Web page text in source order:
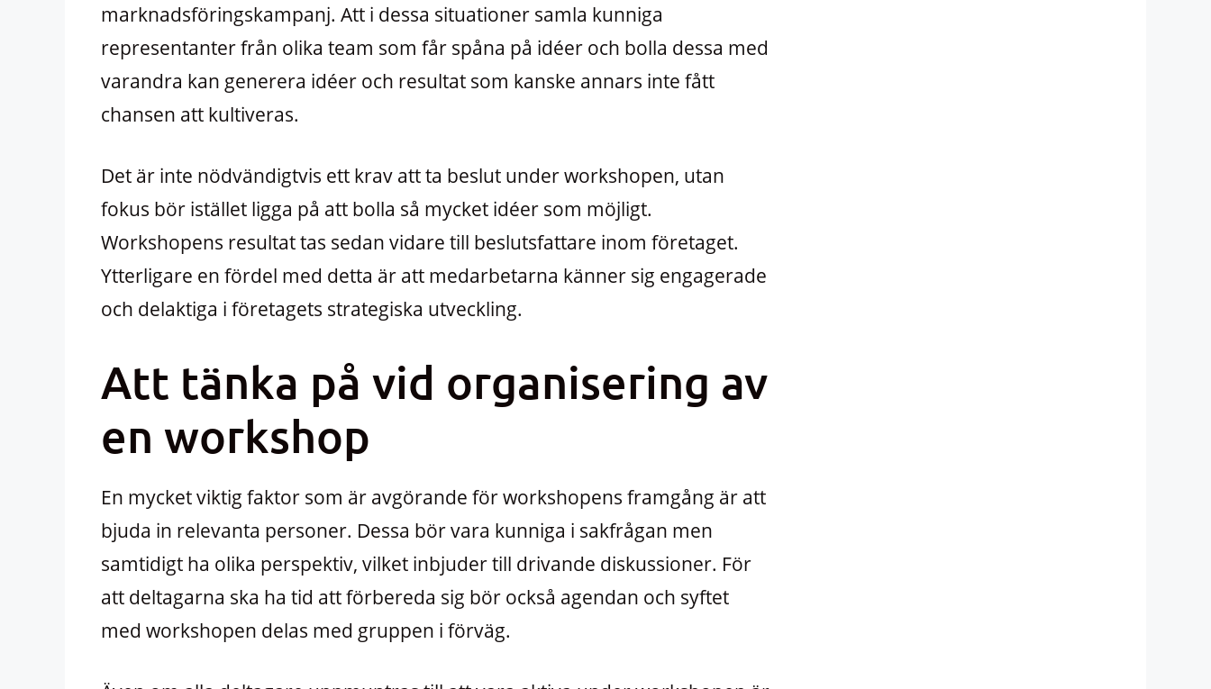
marknadsföringskampanj. Att i dessa situationer samla kunniga
representanter från olika team som får spåna på idéer och bolla dessa med
varandra kan generera idéer och resultat som kanske annars inte fått
chansen att kultiveras.
Det är inte nödvändigtvis ett krav att ta beslut under workshopen, utan
fokus bör istället ligga på att bolla så mycket idéer som möjligt.
Workshopens resultat tas sedan vidare till beslutsfattare inom företaget.
Ytterligare en fördel med detta är att medarbetarna känner sig engagerade
och delaktiga i företagets strategiska utveckling.
Att tänka på vid organisering av
en workshop
En mycket viktig faktor som är avgörande för workshopens framgång är att
bjuda in relevanta personer. Dessa bör vara kunniga i sakfrågan men
samtidigt ha olika perspektiv, vilket inbjuder till drivande diskussioner. För
att deltagarna ska ha tid att förbereda sig bör också agendan och syftet
med workshopen delas med gruppen i förväg.